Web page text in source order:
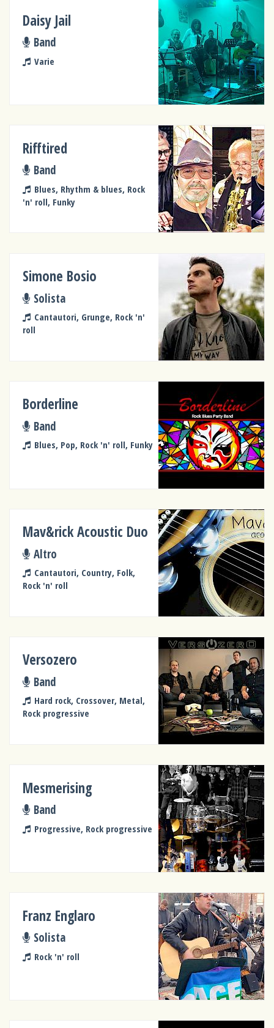
Daisy Jail
Band
Varie
Rifftired
Band
Blues, Rhythm & blues, Rock
'n' roll, Funky
Simone Bosio
Solista
Cantautori, Grunge, Rock 'n'
roll
Borderline
Band
Blues, Pop, Rock 'n' roll, Funky
Mav&rick Acoustic Duo
Altro
Cantautori, Country, Folk,
Rock 'n' roll
Versozero
Band
Hard rock, Crossover, Metal,
Rock progressive
Mesmerising
Band
Progressive, Rock progressive
Franz Englaro
Solista
Rock 'n' roll